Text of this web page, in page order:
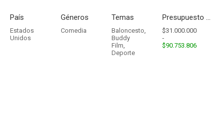
País
Estados
Unidos
Géneros
Comedia
Temas
Baloncesto,
Buddy
Film,
Deporte
Presupuesto - Ingresos
$31.000.000
-
$90.753.806